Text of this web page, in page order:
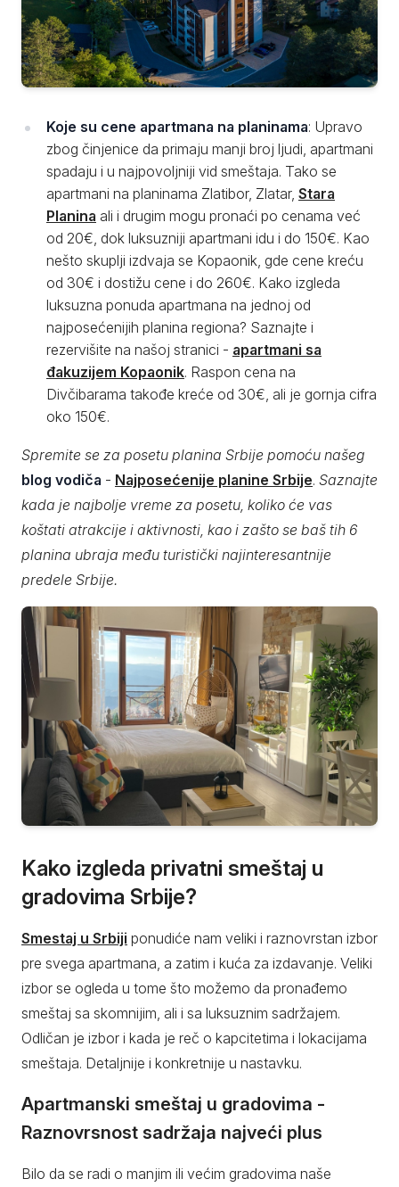
Koje su cene apartmana na planinama: Upravo
zbog činjenice da primaju manji broj ljudi, apartmani
spadaju i u najpovoljniji vid smeštaja. Tako se
apartmani na planinama Zlatibor, Zlatar, Stara
Planina ali i drugim mogu pronaći po cenama već
od 20€, dok luksuzniji apartmani idu i do 150€. Kao
nešto skuplji izdvaja se Kopaonik, gde cene kreću
od 30€ i dostižu cene i do 260€. Kako izgleda
luksuzna ponuda apartmana na jednoj od
najposećenijih planina regiona? Saznajte i
rezervišite na našoj stranici - apartmani sa
đakuzijem Kopaonik. Raspon cena na
Divčibarama takođe kreće od 30€, ali je gornja cifra
oko 150€.
Spremite se za posetu planina Srbije pomoću našeg
blog vodiča - Najposećenije planine Srbije. Saznajte
kada je najbolje vreme za posetu, koliko će vas
koštati atrakcije i aktivnosti, kao i zašto se baš tih 6
planina ubraja među turistički najinteresantnije
predele Srbije.
Kako izgleda privatni smeštaj u
gradovima Srbije?
Smestaj u Srbiji ponudiće nam veliki i raznovrstan izbor
pre svega apartmana, a zatim i kuća za izdavanje. Veliki
izbor se ogleda u tome što možemo da pronađemo
smeštaj sa skomnijim, ali i sa luksuznim sadržajem.
Odličan je izbor i kada je reč o kapcitetima i lokacijama
smeštaja. Detaljnije i konkretnije u nastavku.
Apartmanski smeštaj u gradovima -
Raznovrsnost sadržaja najveći plus
Bilo da se radi o manjim ili većim gradovima naše